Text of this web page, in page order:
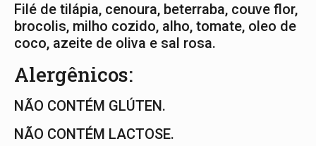
Filé de tilápia, cenoura, beterraba, couve flor,
brocolis, milho cozido, alho, tomate, oleo de
coco, azeite de oliva e sal rosa.
Alergênicos:
NÃO CONTÉM GLÚTEN.
NÃO CONTÉM LACTOSE.